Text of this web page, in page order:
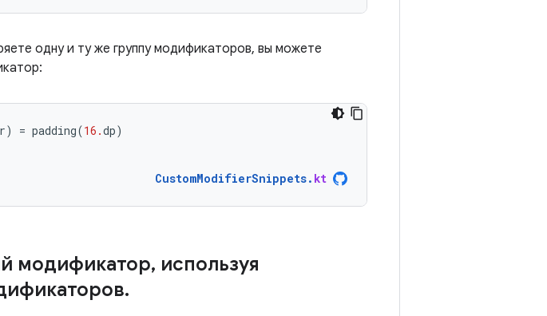
одну и ту же группу модификаторов, вы можете
) = padding(16.dp)
CustomModifierSnippets. kt
модификатор, используя
.